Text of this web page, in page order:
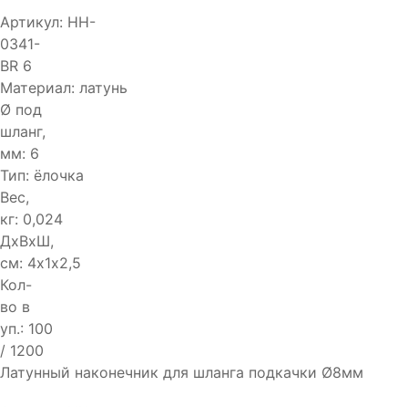
Артикул: HH-
0341-
BR 6
Материал: латунь
Ø под
шланг,
мм: 6
Тип: ёлочка
Вес,
кг: 0,024
ДхВхШ,
см: 4х1х2,5
Кол-
во в
уп.: 100
/ 1200
Латунный наконечник для шланга подкачки Ø8мм